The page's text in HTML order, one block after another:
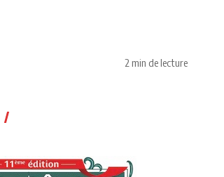
2 min de lecture